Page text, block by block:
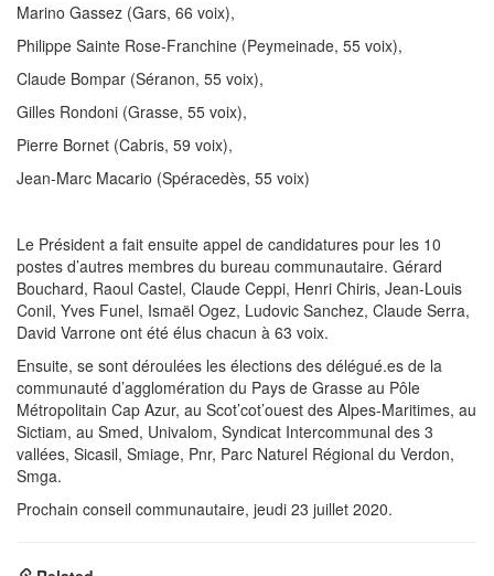
Marino Gassez (Gars, 66 voix),
Philippe Sainte Rose-Franchine (Peymeinade, 55 voix),
Claude Bompar (Séranon, 55 voix),
Gilles Rondoni (Grasse, 55 voix),
Pierre Bornet (Cabris, 59 voix),
Jean-Marc Macario (Spéracedès, 55 voix)
Le Président a fait ensuite appel de candidatures pour les 10
postes d’autres membres du bureau communautaire. Gérard
Bouchard, Raoul Castel, Claude Ceppi, Henri Chiris, Jean-Louis
Conil, Yves Funel, Ismaël Ogez, Ludovic Sanchez, Claude Serra,
David Varrone ont été élus chacun à 63 voix.
Ensuite, se sont déroulées les élections des délégué.es de la
communauté d’agglomération du Pays de Grasse au Pôle
Métropolitain Cap Azur, au Scot’cot’ouest des Alpes-Maritimes, au
Sictiam, au Smed, Univalom, Syndicat Intercommunal des 3
vallées, Sicasil, Smiage, Pnr, Parc Naturel Régional du Verdon,
Smga.
Prochain conseil communautaire, jeudi 23 juillet 2020.